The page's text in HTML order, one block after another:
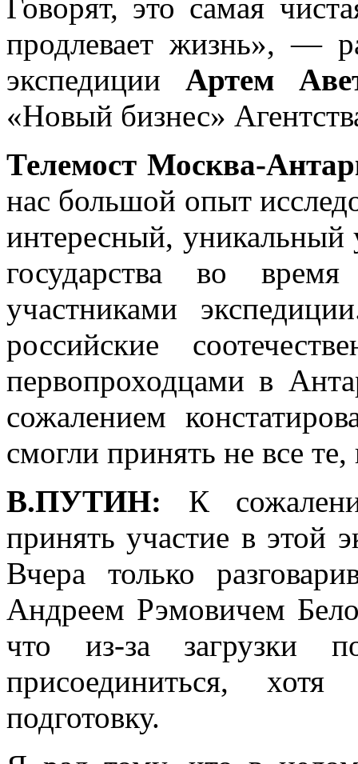
Говорят, это самая
продлевает жизнь», —
экспедиции Артем
«Новый бизнес»
Телемост Москва-
нас большой опыт
интересный, уникальный
государства во
участниками
российские
первопроходцами в
сожалением
смогли принять не все
В.ПУТИН: К
принять участие в этой
Вчера только
Андреем Рэмовичем
что из-за
присоединиться,
подготовку.